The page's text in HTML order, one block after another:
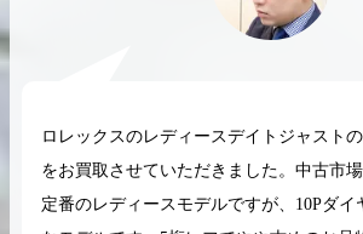
希少なリザード素材のバーキンの買取価格や
高く売るためのポイントを徹底解説
コラムをさらにみる
ロレックスのレディースデイトジャスト
をお買取させていただきました。中古市
定番のレディースモデルですが、10Pダイ